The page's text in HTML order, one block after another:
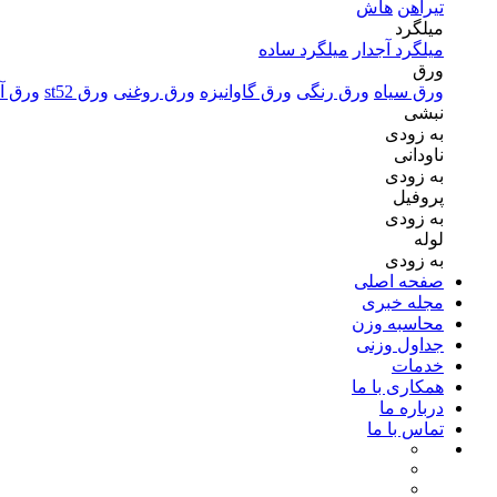
تیرآهن هاش
میلگرد
میلگرد آجدار میلگرد ساده
ورق
ورق سیاه ورق رنگی ورق گاوانیزه ورق روغنی ورق st52
ورق
نبشی
به زودی
ناودانی
به زودی
پروفیل
به زودی
لوله
به زودی
صفحه اصلی
مجله خبری
محاسبه وزن
جداول وزنی
خدمات
همکاری با ما
درباره ما
تماس با ما